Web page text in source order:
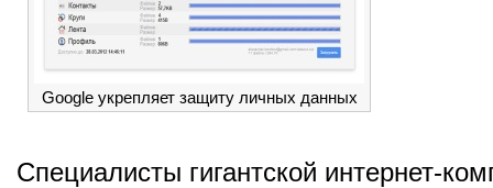
Google укрепляет защиту личных данных
Специалисты гигантской интернет-